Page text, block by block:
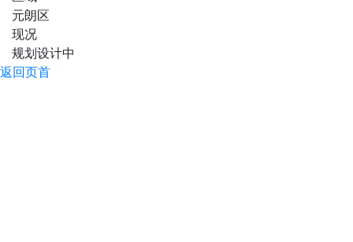
元朗区
现况
规划设计中
返回页首